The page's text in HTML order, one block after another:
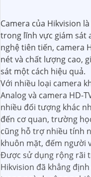
Camera của Hikvision
trong lĩnh vực giám sát
nghệ tiên tiến, camera
nét và chất lượng cao,
sát một cách hiệu quả.
Với nhiều loại camera
Analog và camera HD-
nhiều đối tượng khác
đến cơ quan, trường
cũng hỗ trợ nhiều tính
khuôn mặt, đếm người
Được sử dụng rộng rãi
Hikvision đã khẳng